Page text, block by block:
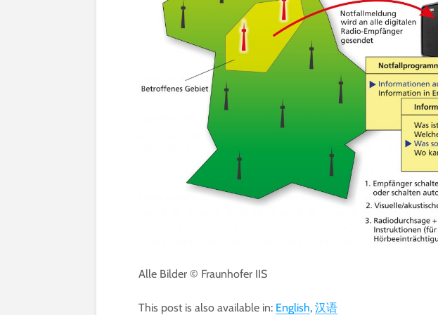
Alle Bilder © Fraunhofer IIS
This post is also available in: English 汉语